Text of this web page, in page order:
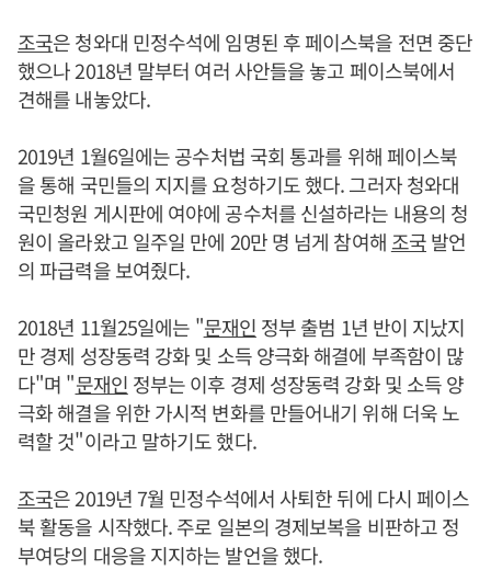
조국은 청와대 민정수석에 임명된 후 페이스북을 전면 중단
했으나 2018년 말부터 여러 사안들을 놓고 페이스북에서
견해를 내놓았다.
2019년 1월6일에는 공수처법 국회 통과를 위해 페이스북
을 통해 국민들의 지지를 요청하기도 했다. 그러자 청와대
국민청원 게시판에 여야에 공수처를 신설하라는 내용의 청
원이 올라왔고 일주일 만에 20만 명 넘게 참여해 조국발언
의 파급력을 보여줬다.
2018년 11월25일에는 "문재인 정부 출범 1년 반이 지났지
만 경제 성장동력 강화 및 소득 양극화 해결에 부족함이 많
다"며 "문재인 정부는 이후 경제 성장동력 강화 및 소득 양
극화 해결을 위한 가시적 변화를 만들어내기 위해 더욱 노
력할 것"이라고 말하기도 했다.
조국은 2019년 7월 민정수석에서 사퇴한 뒤에 다시 페이스
북 활동을 시작했다. 주로 일본의 경제보복을 비판하고 정
부여당의 대응을 지지하는 발언을 했다.